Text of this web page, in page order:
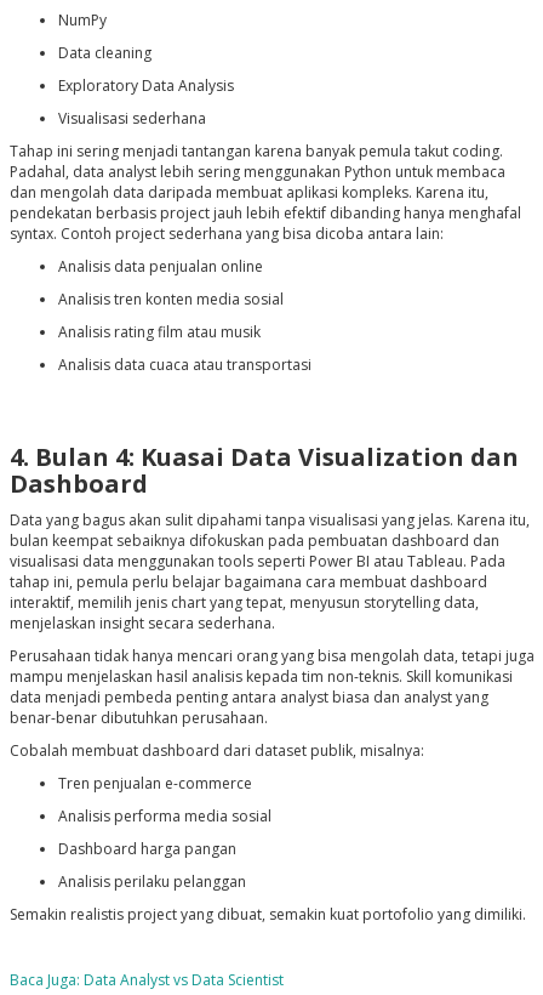
NumPy
Data cleaning
Exploratory Data Analysis
Visualisasi sederhana
Tahap ini sering menjadi tantangan karena banyak pemula takut coding.
Padahal, data analyst lebih sering menggunakan Python untuk membaca
dan mengolah data daripada membuat aplikasi kompleks. Karena itu,
pendekatan berbasis project jauh lebih efektif dibanding hanya menghafal
syntax. Contoh project sederhana yang bisa dicoba antara lain:
Analisis data penjualan online
Analisis tren konten media sosial
Analisis rating film atau musik
Analisis data cuaca atau transportasi
4. Bulan 4: Kuasai Data Visualization dan
Dashboard
Data yang bagus akan sulit dipahami tanpa visualisasi yang jelas. Karena itu,
bulan keempat sebaiknya difokuskan pada pembuatan dashboard dan
visualisasi data menggunakan tools seperti Power BI atau Tableau. Pada
tahap ini, pemula perlu belajar bagaimana cara membuat dashboard
interaktif, memilih jenis chart yang tepat, menyusun storytelling data,
menjelaskan insight secara sederhana.
Perusahaan tidak hanya mencari orang yang bisa mengolah data, tetapi juga
mampu menjelaskan hasil analisis kepada tim non-teknis. Skill komunikasi
data menjadi pembeda penting antara analyst biasa dan analyst yang
benar-benar dibutuhkan perusahaan.
Cobalah membuat dashboard dari dataset publik, misalnya:
Tren penjualan e-commerce
Analisis performa media sosial
Dashboard harga pangan
Analisis perilaku pelanggan
Semakin realistis project yang dibuat, semakin kuat portofolio yang dimiliki.
Baca Juga: Data Analyst vs Data Scientist